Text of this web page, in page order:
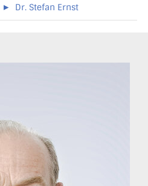
▸ Dr. Stefan Ernst